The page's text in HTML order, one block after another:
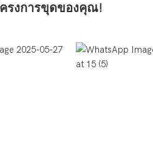
รงการขุดของคุณ!